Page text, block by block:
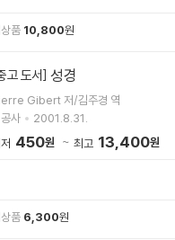
품 10,800원
고 도서] 성경
Gibert 저/김주경 역
사
2001.8.31.
450원 최고 13,400원
품 6,300원